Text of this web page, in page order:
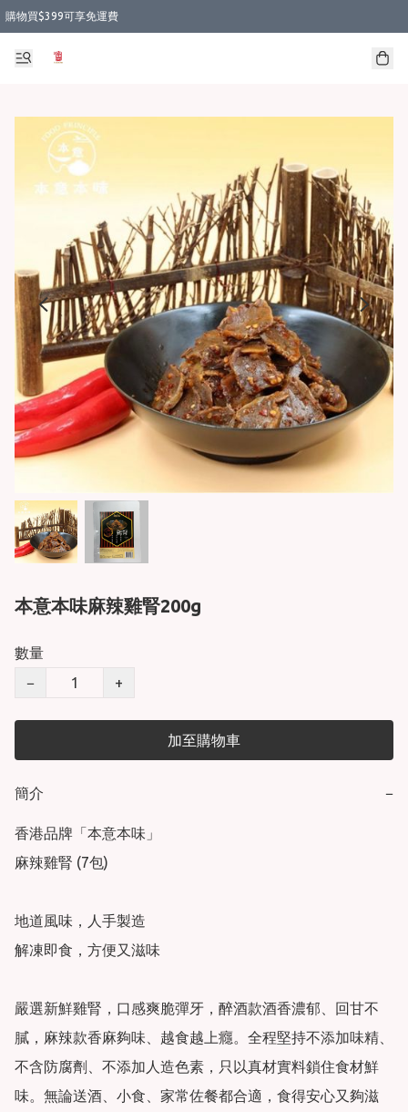
購物買$399可享免運費
本意本味麻辣雞腎200g
數量
−
+
加至購物車
簡介 −
香港品牌「本意本味」
麻辣雞腎 (7包)
地道風味，人手製造
解凍即食，方便又滋味
嚴選新鮮雞腎，口感爽脆彈牙，醉酒款酒香濃郁、回甘不
膩，麻辣款香麻夠味、越食越上癮。全程堅持不添加味精、
不含防腐劑、不添加人造色素，只以真材實料鎖住食材鮮
味。無論送酒、小食、家常佐餐都合適，食得安心又夠滋